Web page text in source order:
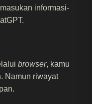
informasi-
browser, kamu
Namun riwayat